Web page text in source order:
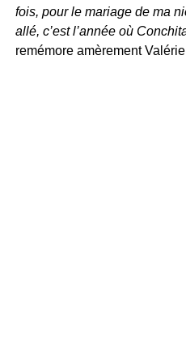
fois, pour le mariage de ma
allé, c’est l’année où
remémore amèrement